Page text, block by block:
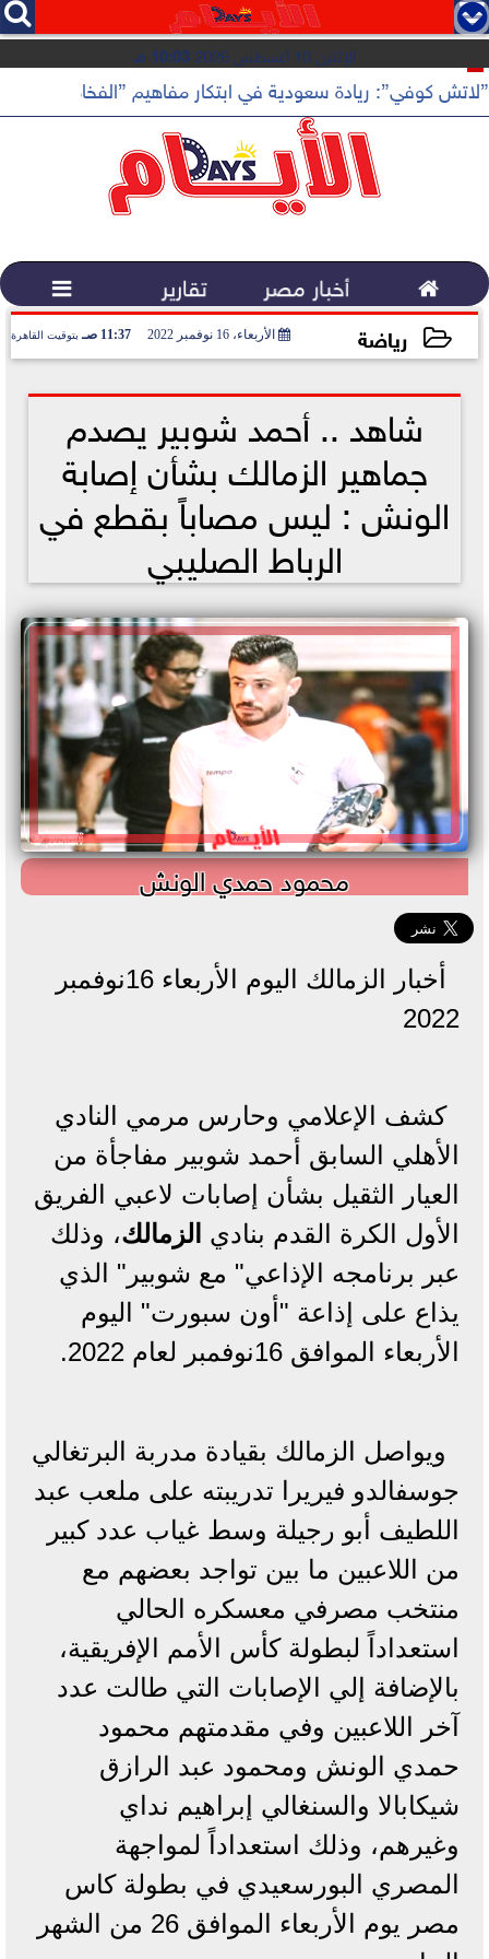
   
الإثنين 10 أغسطس 2026 10:03 مـ
”لاتش كوفي”: ريادة سعودية في ابتكار مفاهيم ”الفخامة
 أخبار مصر تقارير 
رياضة الأربعاء، 16 نوفمبر 2022 11:37 صـ بتوقيت القاهرة
شاهد .. أحمد شوبير يصدم
جماهير الزمالك بشأن إصابة
الونش : ليس مصاباً بقطع في
الرباط الصليبي
محمود حمدي الونش
أخبار الزمالك اليوم الأربعاء 16نوفمبر
2022
كشف الإعلامي وحارس مرمي النادي
الأهلي السابق أحمد شوبير مفاجأة من
العيار الثقيل بشأن إصابات لاعبي الفريق
الأول الكرة القدم بنادي الزمالك، وذلك
عبر برنامجه الإذاعي" مع شوبير" الذي
يذاع على إذاعة "أون سبورت" اليوم
الأربعاء الموافق 16نوفمبر لعام 2022.
ويواصل الزمالك بقيادة مدربة البرتغالي
جوسفالدو فيريرا تدريبته على ملعب عبد
اللطيف أبو رجيلة وسط غياب عدد كبير
من اللاعبين ما بين تواجد بعضهم مع
منتخب مصرفي معسكره الحالي
استعداداً لبطولة كأس الأمم الإفريقية،
بالإضافة إلي الإصابات التي طالت عدد
آخر اللاعبين وفي مقدمتهم محمود
حمدي الونش ومحمود عبد الرازق
شيكابالا والسنغالي إبراهيم نداي
وغيرهم، وذلك استعداداً لمواجهة
المصري البورسعيدي في بطولة كاس
مصر يوم الأربعاء الموافق 26 من الشهر